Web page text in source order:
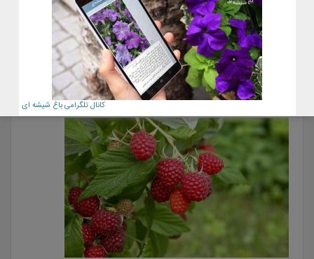
معرفی گل گوشت خوار کوزه ای٫ نپانتس
کانال تلگرامی باغ شیشه ای